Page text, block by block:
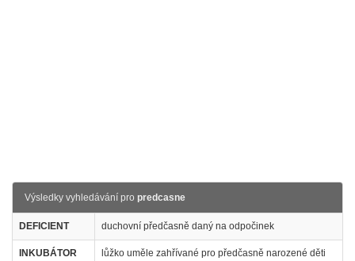
Výsledky vyhledávání pro predcasne
DEFICIENT duchovní předčasně daný na odpočinek
INKUBÁTOR lůžko uměle zahřívané pro předčasně narozené děti